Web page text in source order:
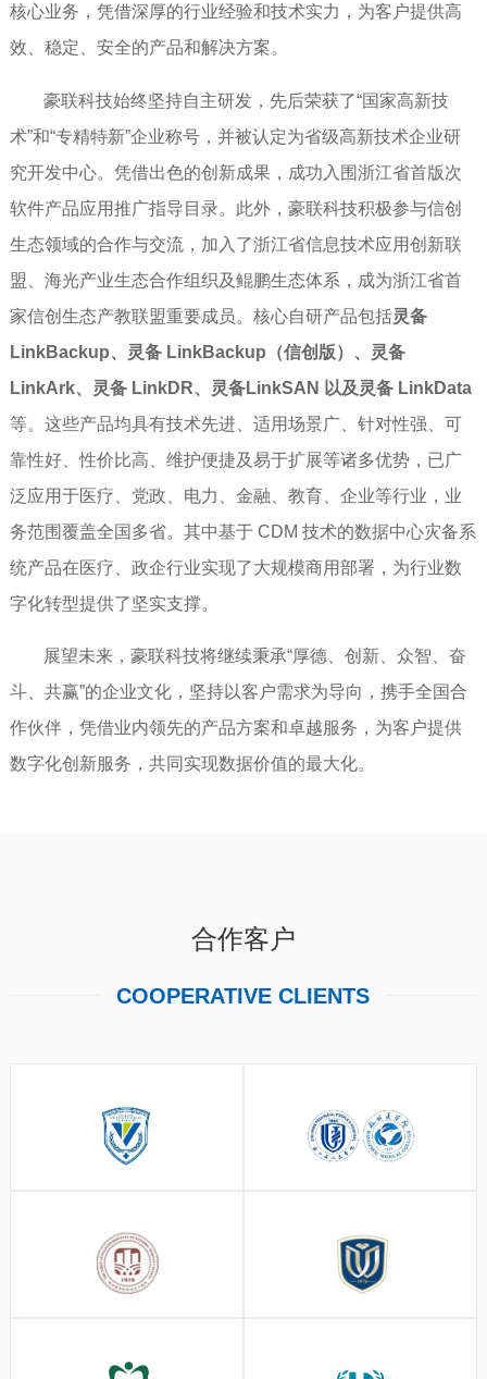
核心业务，凭借深厚的行业经验和技术实力，为客户提供高
效、稳定、安全的产品和解决方案。
豪联科技始终坚持自主研发，先后荣获了“国家高新技
术”和“专精特新”企业称号，并被认定为省级高新技术企业研
究开发中心。凭借出色的创新成果，成功入围浙江省首版次
软件产品应用推广指导目录。此外，豪联科技积极参与信创
生态领域的合作与交流，加入了浙江省信息技术应用创新联
盟、海光产业生态合作组织及鲲鹏生态体系，成为浙江省首
家信创生态产教联盟重要成员。核心自研产品包括灵备
LinkBackup、灵备 LinkBackup（信创版）、灵备
LinkArk、灵备 LinkDR、灵备LinkSAN 以及灵备 LinkData
等。这些产品均具有技术先进、适用场景广、针对性强、可
靠性好、性价比高、维护便捷及易于扩展等诸多优势，已广
泛应用于医疗、党政、电力、金融、教育、企业等行业，业
务范围覆盖全国多省。其中基于 CDM 技术的数据中心灾备系
统产品在医疗、政企行业实现了大规模商用部署，为行业数
字化转型提供了坚实支撑。
展望未来，豪联科技将继续秉承“厚德、创新、众智、奋
斗、共赢”的企业文化，坚持以客户需求为导向，携手全国合
作伙伴，凭借业内领先的产品方案和卓越服务，为客户提供
数字化创新服务，共同实现数据价值的最大化。
合作客户
COOPERATIVE CLIENTS